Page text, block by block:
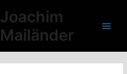
Joachim
Mailänder